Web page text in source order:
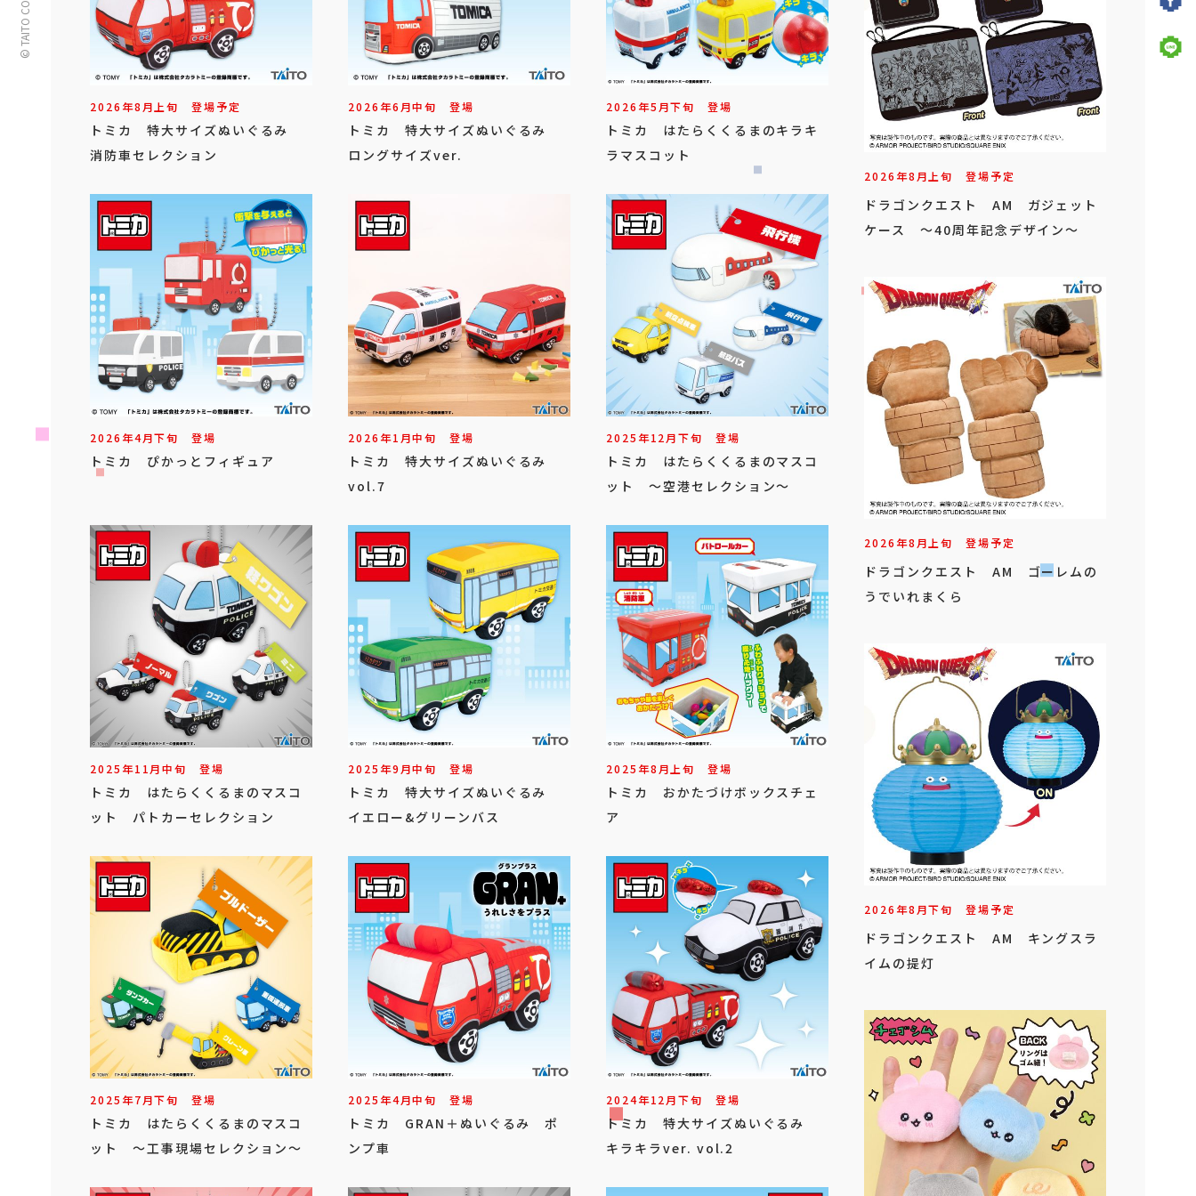
2026年8月上旬 登場予定
トミカ 特大サイズぬいぐるみ
消防車セレクション
2026年6月中旬 登場
トミカ 特大サイズぬいぐるみ
ロングサイズver.
2026年5月下旬 登場
トミカ はたらくくるまのキラキ
ラマスコット
2026年4月下旬 登場
トミカ ぴかっとフィギュア
2026年1月中旬 登場
トミカ 特大サイズぬいぐるみ
vol.7
2025年12月下旬 登場
トミカ はたらくくるまのマスコ
ット ～空港セレクション～
2025年11月中旬 登場
トミカ はたらくくるまのマスコ
ット パトカーセレクション
2025年9月中旬 登場
トミカ 特大サイズぬいぐるみ
イエロー&グリーンバス
2025年8月上旬 登場
トミカ おかたづけボックスチェ
ア
2025年7月下旬 登場
トミカ はたらくくるまのマスコ
ット ～工事現場セレクション～
2025年4月中旬 登場
トミカ GRAN＋ぬいぐるみ ポ
ンプ車
2024年12月下旬 登場
トミカ 特大サイズぬいぐるみ
キラキラver. vol.2
2026年8月上旬 登場予定
ドラゴンクエスト AM ガジェット
ケース ～40周年記念デザイン～
2026年8月上旬 登場予定
ドラゴンクエスト AM ゴーレムの
うでいれまくら
2026年8月下旬 登場予定
ドラゴンクエスト AM キングスラ
イムの提灯